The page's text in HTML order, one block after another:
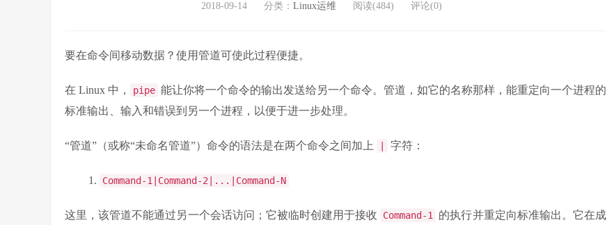
2018-09-14 分类： Linux运维 阅读(484) 评论(0)
要在命令间移动数据？使用管道可使此过程便捷。
在 Linux 中， pipe 能让你将一个命令的输出发送给另一个命令。管道，如它的名称那样，能重定向一个进程的
标准输出、输入和错误到另一个进程，以便于进一步处理。
“管道”（或称“未命名管道”）命令的语法是在两个命令之间加上 字符：
Command -1 Command -2 ...| Command -N
这里，该管道不能通过另一个会话访问；它被临时创建用于接收 Command-1
的执行并重定向标准输出。它在成